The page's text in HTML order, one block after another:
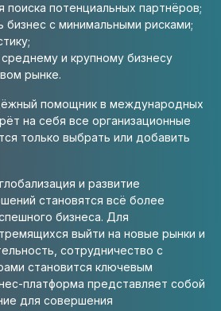
поиска потенциальных партнёров;
бизнес с минимальными рисками;
и крупному бизнесу
рынке.
помощник в международных
на себя все организационные
только выбрать или добавить
и развитие
становятся всё более
бизнеса. Для
выйти на новые рынки и
сотрудничество с
становится ключевым
платформа представляет собой
для совершения